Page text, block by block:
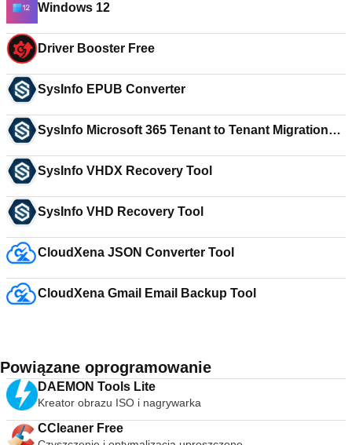
Windows 12
Driver Booster Free
SysInfo EPUB Converter
SysInfo Microsoft 365 Tenant to Tenant Migration
SysInfo VHDX Recovery Tool
SysInfo VHD Recovery Tool
CloudXena JSON Converter Tool
CloudXena Gmail Email Backup Tool
Powiązane oprogramowanie
DAEMON Tools Lite
Kreator obrazu ISO i nagrywarka
CCleaner Free